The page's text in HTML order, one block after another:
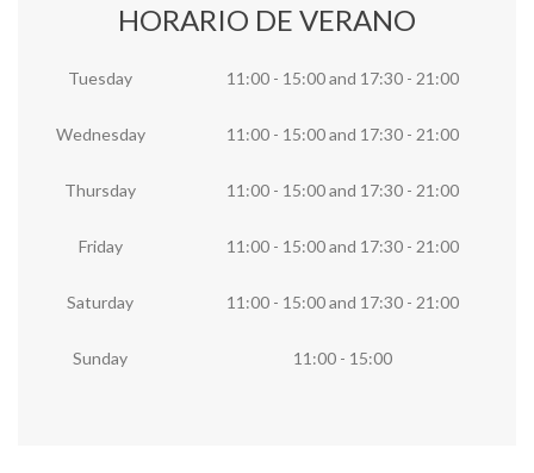
HORARIO DE VERANO
Tuesday 11:00 - 15:00and 17:30 - 21:00
Wednesday 11:00 - 15:00and 17:30 - 21:00
Thursday 11:00 - 15:00and 17:30 - 21:00
Friday 11:00 - 15:00and 17:30 - 21:00
Saturday 11:00 - 15:00and 17:30 - 21:00
Sunday 11:00 - 15:00